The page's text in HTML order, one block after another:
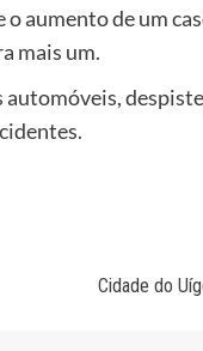
aumento de um
mais um.
Cidade do